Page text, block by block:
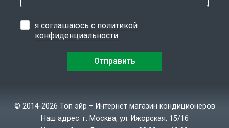
я соглашаюсь с политикой
конфиденциальности
© 2014-2026 Топ эйр – Интернет магазин кондиционеров
Наш адрес: г. Москва, ул. Ижорская, 15/16